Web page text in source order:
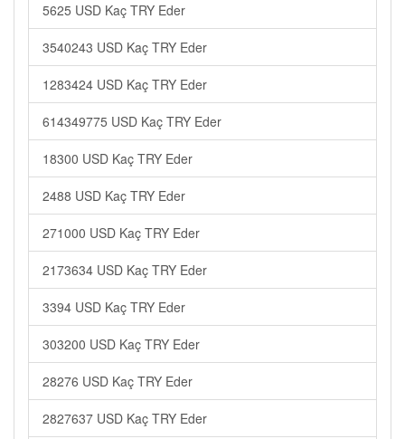
5625 USD Kaç TRY Eder
3540243 USD Kaç TRY Eder
1283424 USD Kaç TRY Eder
614349775 USD Kaç TRY Eder
18300 USD Kaç TRY Eder
2488 USD Kaç TRY Eder
271000 USD Kaç TRY Eder
2173634 USD Kaç TRY Eder
3394 USD Kaç TRY Eder
303200 USD Kaç TRY Eder
28276 USD Kaç TRY Eder
2827637 USD Kaç TRY Eder